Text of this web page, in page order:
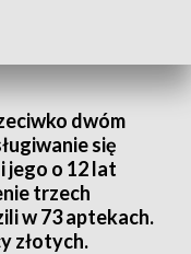
dwóm
się
jego o 12 lat
trzech
w 73 aptekach.
złotych.